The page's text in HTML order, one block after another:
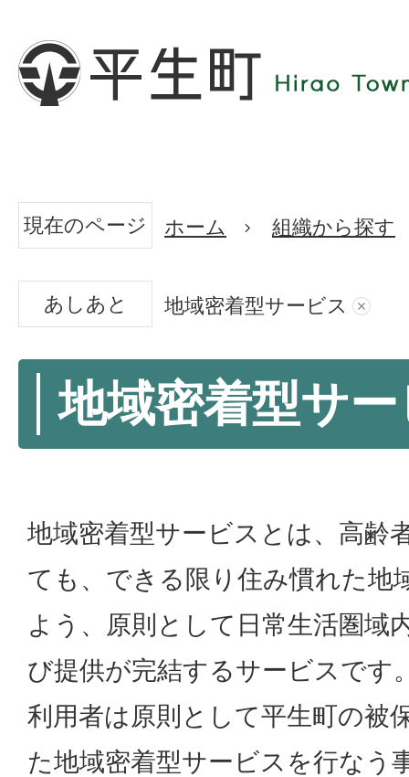
現在のページ ホーム 組織から探す
あしあと 地域密着型サービス
地域密着型サ
地域密着型サービスとは、高齢
ても、できる限り住み慣れた地
よう、原則として日常生活圏域
び提供が完結するサービスです
利用者は原則として平生町の被
た地域密着型サービスを行なう